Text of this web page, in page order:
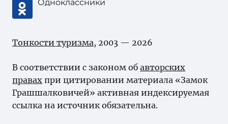
Одноклассники
Тонкости туризма, 2003 — 2026
В соответствии с законом об авторских
правах при цитировании материала «Замок
Грашшалковичей» активная индексируемая
ссылка на источник обязательна.